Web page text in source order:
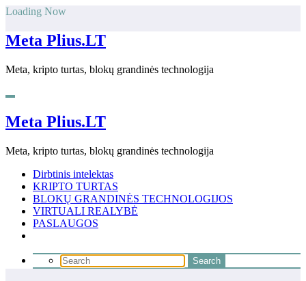
Skip
content
Loading Now
Meta Plius.LT
Meta, kripto turtas, blokų grandinės technologija
Meta Plius.LT
Meta, kripto turtas, blokų grandinės technologija
Dirbtinis intelektas
KRIPTO TURTAS
BLOKŲ GRANDINĖS TECHNOLOGIJOS
VIRTUALI REALYBĖ
PASLAUGOS